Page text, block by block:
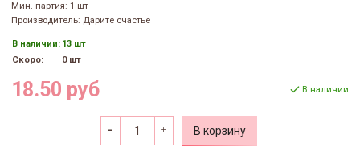
Мин. партия: 1 шт
Производитель: Дарите счастье
В наличии: 13 шт
Скоро:
0 шт
18.50 руб В наличии
В корзину